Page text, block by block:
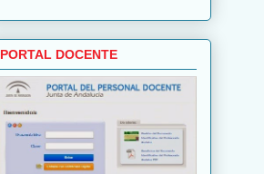
PORTAL DOCENTE